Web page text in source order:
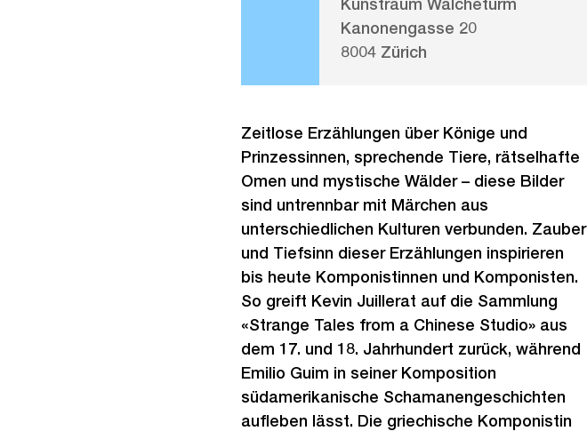
Kunstraum Walcheturm
Kanonengasse 20
8004 Zürich
Zeitlose Erzählungen über Könige und
Prinzessinnen, sprechende Tiere, rätselhafte
Omen und mystische Wälder – diese Bilder
sind untrennbar mit Märchen aus
unterschiedlichen Kulturen verbunden. Zauber
und Tiefsinn dieser Erzählungen inspirieren
bis heute Komponistinnen und Komponisten.
So greift Kevin Juillerat auf die Sammlung
«Strange Tales from a Chinese Studio» aus
dem 17. und 18. Jahrhundert zurück, während
Emilio Guim in seiner Komposition
südamerikanische Schamanengeschichten
aufleben lässt. Die griechische Komponistin